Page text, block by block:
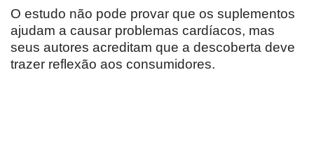
O estudo não pode provar que os suplementos
ajudam a causar problemas cardíacos, mas
seus autores acreditam que a descoberta deve
trazer reflexão aos consumidores.